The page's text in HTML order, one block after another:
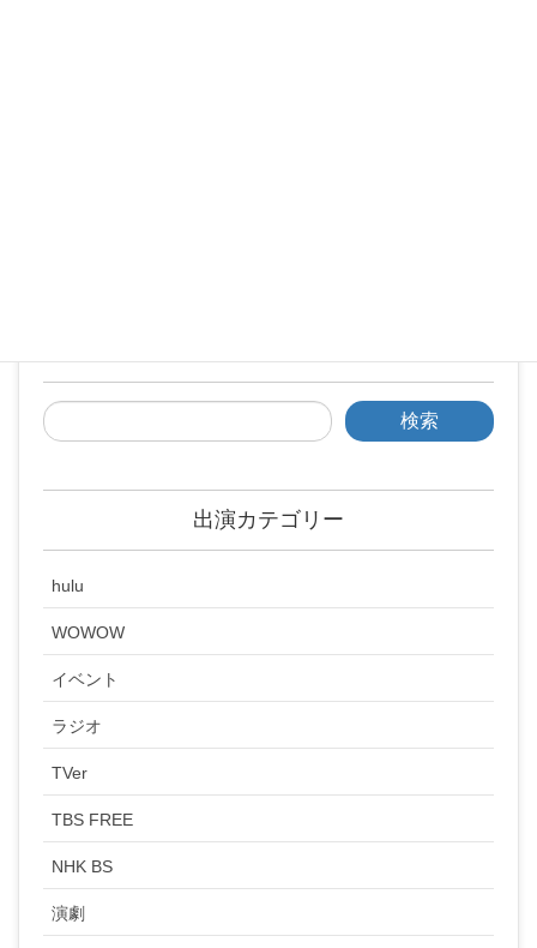
出演カテゴリー
hulu
WOWOW
イベント
ラジオ
TVer
TBS FREE
NHK BS
演劇